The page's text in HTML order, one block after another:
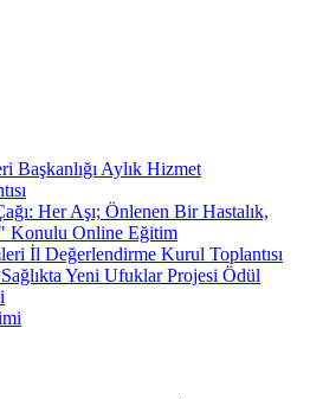
Başkanlığı Aylık Hizmet
Her Aşı; Önlenen Bir Hastalık,
Konulu Online Eğitim
İl Değerlendirme Kurul Toplantısı
Yeni Ufuklar Projesi Ödül